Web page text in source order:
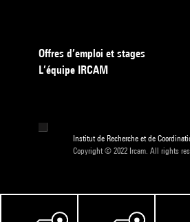
Offres d’emploi et stages
L’équipe IRCAM
Institut de Recherche et de
Copyright © 2022 Ircam. All rights